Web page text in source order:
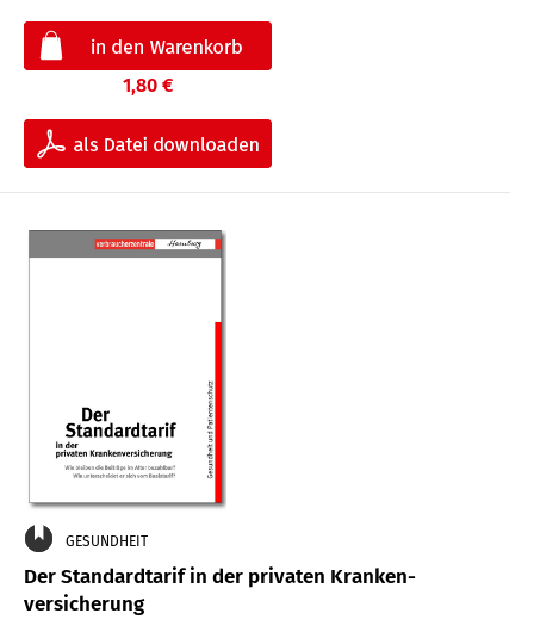
1,80 €
GESUNDHEIT
Der Standard­tarif in der privaten Kranken­
versicherung